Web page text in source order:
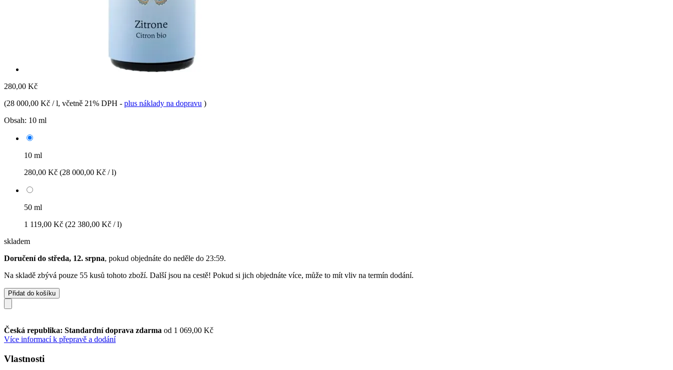
280,00 Kč
(28 000,00 Kč / l, včetně 21% DPH - plus náklady na dopravu )
Obsah: 10 ml
10 ml
280,00 Kč (28 000,00 Kč / l)
50 ml
1 119,00 Kč (22 380,00 Kč / l)
skladem
Doručení do středa, 12. srpna, pokud objednáte do neděle do 23:59.
Na skladě zbývá pouze 55 kusů tohoto zboží. Další jsou na cestě! Pokud si jich objednáte více, může to mít vliv na termín dodání.
Přidat do košíku
Česká republika: Standardní doprava zdarma od 1 069,00 Kč
Více informací k přepravě a dodání
Vlastnosti